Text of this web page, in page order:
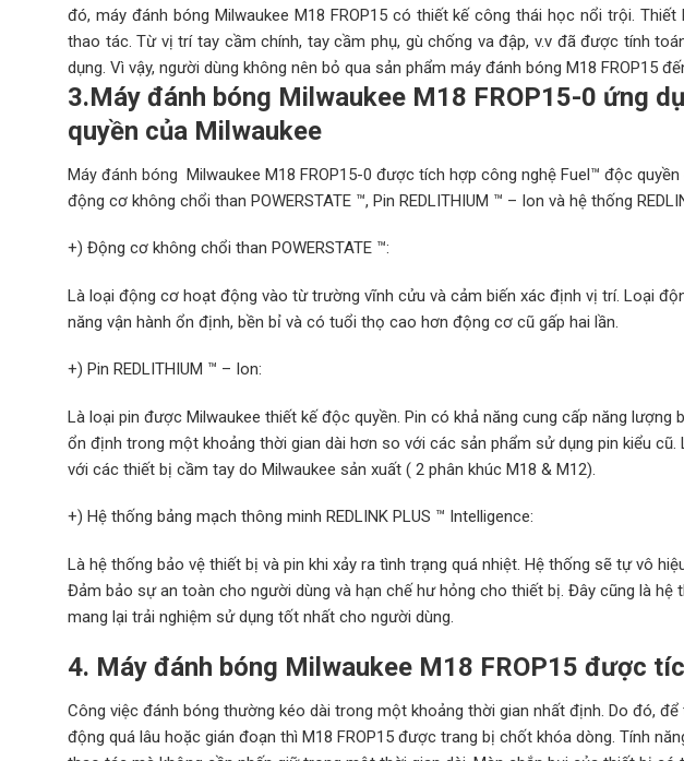
đó, máy đánh bóng Milwaukee M18 FROP15 có thiết kế công thái học nổi trội.
thao tác. Từ vị trí tay cầm chính, tay cầm phụ, gù chống va đập, v.v đã được tính
dụng. Vì vậy, người dùng không nên bỏ qua sản phẩm máy đánh bóng M18 FROP15
3.Máy đánh bóng Milwaukee M18 FROP15-0 ứng
quyền của Milwaukee
Máy đánh bóng Milwaukee M18 FROP15-0 được tích hợp công nghệ Fuel™ độc
động cơ không chổi than POWERSTATE ™, Pin REDLITHIUM ™ – Ion và hệ thống
+) Động cơ không chổi than POWERSTATE ™:
Là loại động cơ hoạt động vào từ trường vĩnh cửu và cảm biến xác định vị trí. Loại
năng vận hành ổn định, bền bỉ và có tuổi thọ cao hơn động cơ cũ gấp hai lần.
+) Pin REDLITHIUM ™ – Ion:
Là loại pin được Milwaukee thiết kế độc quyền. Pin có khả năng cung cấp năng lượng
ổn định trong một khoảng thời gian dài hơn so với các sản phẩm sử dụng pin kiểu
với các thiết bị cầm tay do Milwaukee sản xuất ( 2 phân khúc M18 & M12).
+) Hệ thống bảng mạch thông minh REDLINK PLUS ™ Intelligence:
Là hệ thống bảo vệ thiết bị và pin khi xảy ra tình trạng quá nhiệt. Hệ thống sẽ tự vô
Đảm bảo sự an toàn cho người dùng và hạn chế hư hỏng cho thiết bị. Đây cũng là hệ
mang lại trải nghiệm sử dụng tốt nhất cho người dùng.
4. Máy đánh bóng Milwaukee M18 FROP15 được
Công việc đánh bóng thường kéo dài trong một khoảng thời gian nhất định. Do đó,
động quá lâu hoặc gián đoạn thì M18 FROP15 được trang bị chốt khóa dòng. Tính